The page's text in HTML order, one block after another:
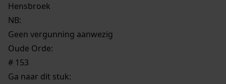
Hensbroek
NB:
Geen vergunning aanwezig
Oude Orde:
# 153
Ga naar dit stuk: